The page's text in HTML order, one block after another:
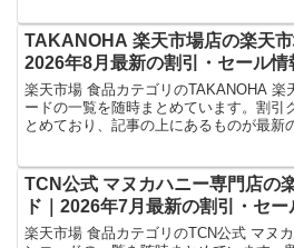
TAKANOHA 楽天市場店の楽天市
2026年8月最新の割引・セール情
楽天市場 食品カテゴリのTAKANOHA 楽
ードの一覧を随時まとめています。割引
とめており、記事の上にあるものが最新
TCN公式 マヌカハニー専門店の
ド｜2026年7月最新の割引・セー
楽天市場 食品カテゴリのTCN公式 マヌ